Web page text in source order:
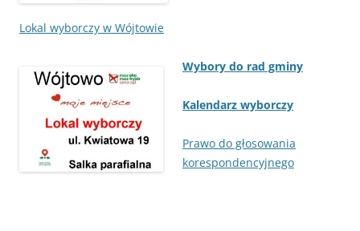
Lokal wyborczy w Wójtowie
Wybory do rad gminy
Kalendarz wyborczy
Prawo do głosowania
korespondencyjnego